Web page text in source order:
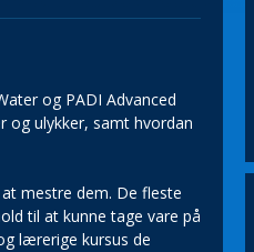
og PADI Advanced
og ulykker, samt hvordan
mestre dem. De fleste
til at kunne tage vare på
lærerige kursus de